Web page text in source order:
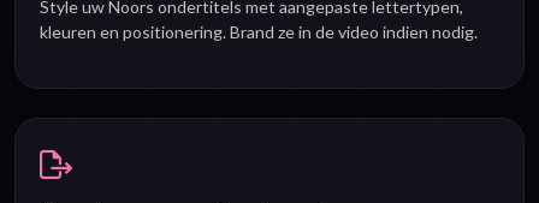
Style uw Noors ondertitels met aangepaste lettertypen,
kleuren en positionering. Brand ze in de video indien nodig.